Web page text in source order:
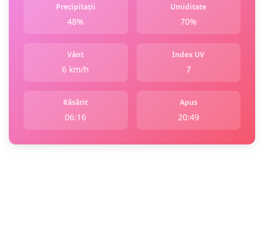
Precipitații
48%
Umiditate
70%
Vânt
6 km/h
Index UV
7
Răsărit
06:16
Apus
20:49